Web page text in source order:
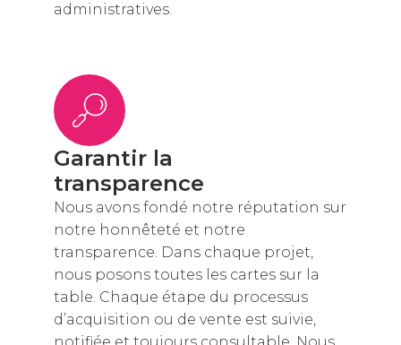
administratives.
Garantir la
transparence
Nous avons fondé notre réputation sur
notre honnêteté et notre
transparence. Dans chaque projet,
nous posons toutes les cartes sur la
table. Chaque étape du processus
d’acquisition ou de vente est suivie,